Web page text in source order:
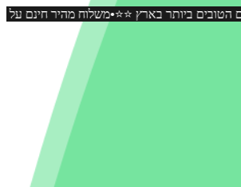
•במחירים הטובים ביותר בארץ ⭐️⭐️